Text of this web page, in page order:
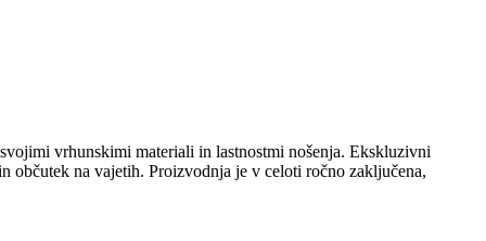
vrhunskimi materiali in lastnostmi nošenja. Ekskluzivni
občutek na vajetih. Proizvodnja je v celoti ročno zaključena,